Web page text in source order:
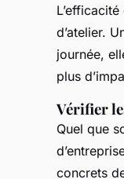
d’atelier.
journée,
plus
Vérifier
Quel que
concrets